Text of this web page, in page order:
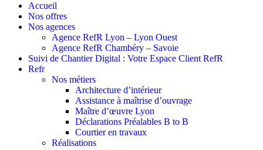
Accueil
Nos offres
Nos agences
Agence RefR Lyon – Lyon Ouest
Agence RefR Chambéry – Savoie
Suivi de Chantier Digital : Votre Espace Client RefR
Refr
Nos métiers
Architecture d’intérieur
Assistance à maîtrise d’ouvrage
Maître d’œuvre Lyon
Déclarations Préalables B to B
Courtier en travaux
Réalisations